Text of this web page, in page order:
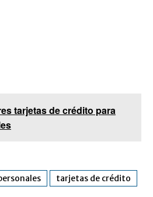
tarjetas de crédito para
tarjetas de crédito